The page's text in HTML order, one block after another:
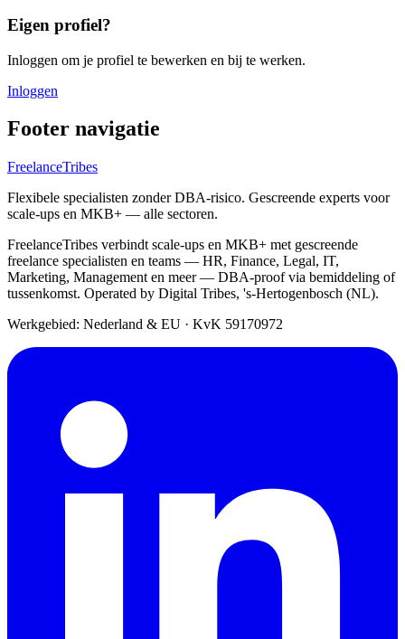
Eigen profiel?
Inloggen om je profiel te bewerken en bij te werken.
Inloggen
Footer navigatie
FreelanceTribes
Flexibele specialisten zonder DBA-risico. Gescreende experts voor
scale-ups en MKB+ — alle sectoren.
FreelanceTribes verbindt scale-ups en MKB+ met gescreende
freelance specialisten en teams — HR, Finance, Legal, IT,
Marketing, Management en meer — DBA-proof via bemiddeling of
tussenkomst. Operated by Digital Tribes, 's-Hertogenbosch (NL).
Werkgebied: Nederland & EU · KvK 59170972